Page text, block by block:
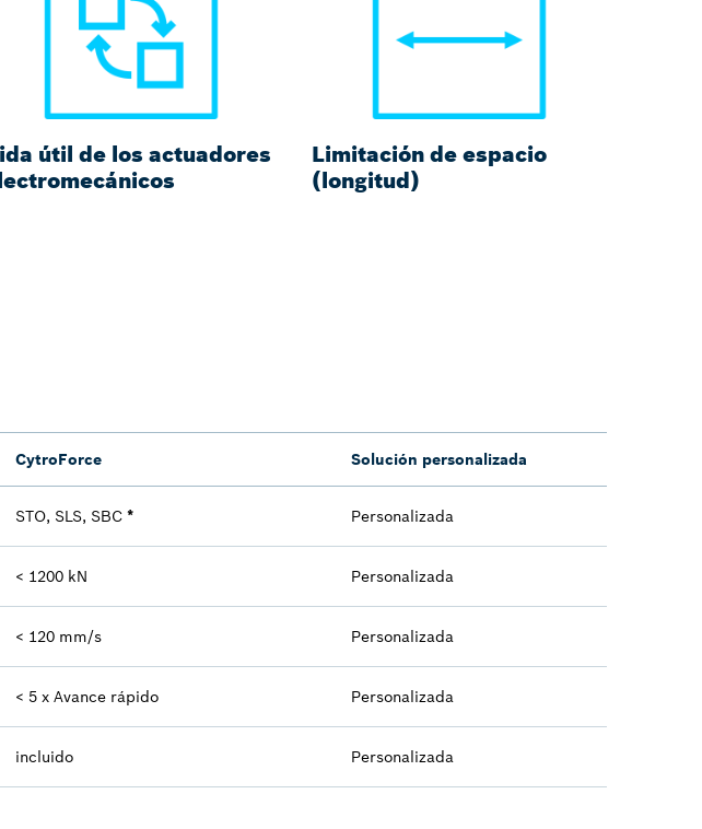
útil de los actuadores
Limitación de espacio
(longitud)
CytroForce Solución personalizada
STO, SLS, SBC * Personalizada
< 1200 kN Personalizada
< 120 mm/s Personalizada
< 5 x Avance rápido Personalizada
incluido Personalizada